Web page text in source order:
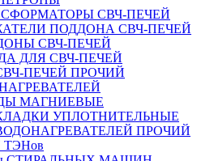
СВЧ-ПЕЧЕЙ
ПОДДОНА СВЧ-ПЕЧЕЙ
СВЧ-ПЕЧЕЙ
ДЛЯ СВЧ-ПЕЧЕЙ
ПЕЧЕЙ ПРОЧИЙ
МАГНИЕВЫЕ
УПЛОТНИТЕЛЬНЫЕ
ПРОЧИЙ
ТЭНов